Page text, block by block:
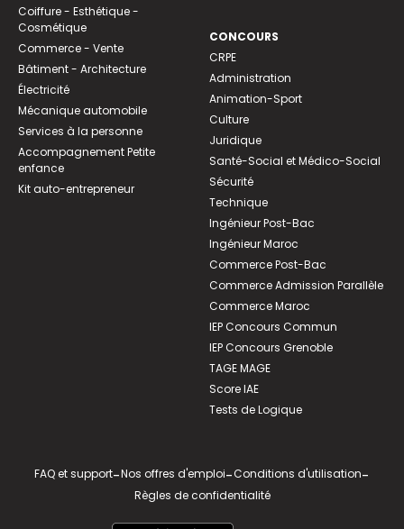
Coiffure - Esthétique -
Cosmétique
Commerce - Vente
Bâtiment - Architecture
Électricité
Mécanique automobile
Services à la personne
Accompagnement Petite
enfance
Kit auto-entrepreneur
CONCOURS
CRPE
Administration
Animation-Sport
Culture
Juridique
Santé-Social et Médico-Social
Sécurité
Technique
Ingénieur Post-Bac
Ingénieur Maroc
Commerce Post-Bac
Commerce Admission Parallèle
Commerce Maroc
IEP Concours Commun
IEP Concours Grenoble
TAGE MAGE
Score IAE
Tests de Logique
FAQ et support-Nos offres d'emploi-Conditions d'utilisation-
Règles de confidentialité